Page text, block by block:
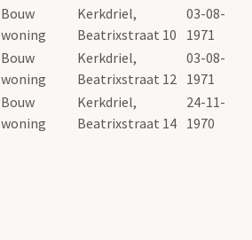
Bouw
woning
Kerkdriel,
Beatrixstraat 10
03-08-
1971
Bouw
woning
Kerkdriel,
Beatrixstraat 12
03-08-
1971
Bouw
woning
Kerkdriel,
Beatrixstraat 14
24-11-
1970